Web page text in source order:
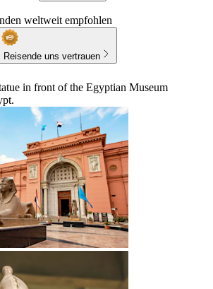
weltweit empfohlen
uns vertrauen
in front of the Egyptian Museum